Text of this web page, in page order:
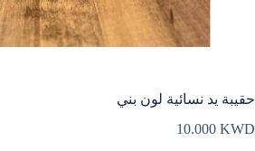
حقيبة يد نسائية لون بني
10.000 KWD